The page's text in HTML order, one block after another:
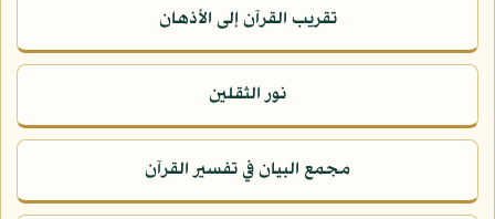
تقريب القرآن إلى الأذهان
نور الثقلين
مجمع البيان في تفسير القرآن